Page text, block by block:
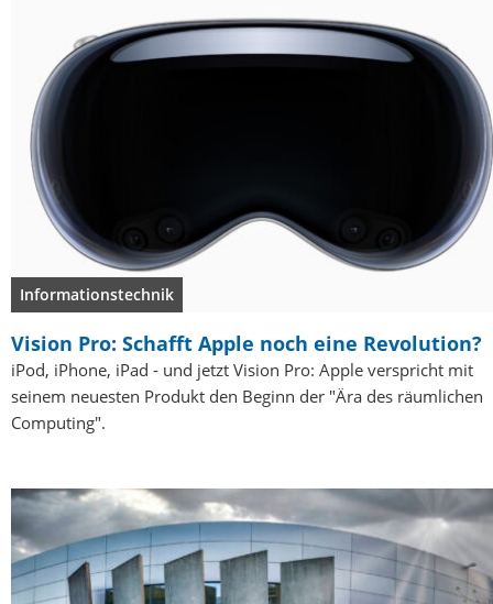
Informationstechnik
Vision Pro: Schafft Apple noch eine Revolution?
iPod, iPhone, iPad - und jetzt Vision Pro: Apple verspricht mit
seinem neuesten Produkt den Beginn der "Ära des räumlichen
Computing".